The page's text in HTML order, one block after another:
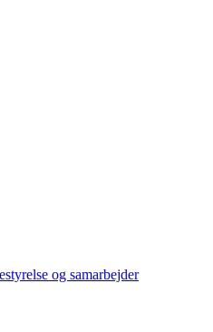
og samarbejder